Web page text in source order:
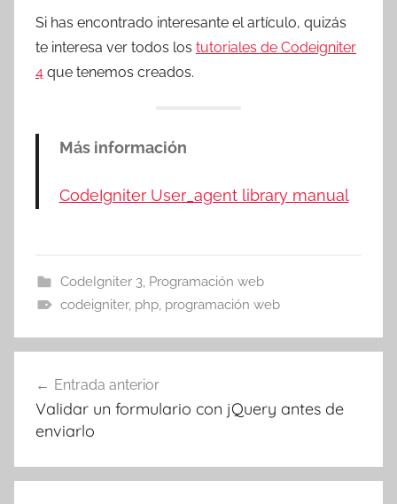
Si has encontrado interesante el artículo, quizás
te interesa ver todos los tutoriales de Codeigniter
4 que tenemos creados.
Más información
CodeIgniter User_agent library manual
CodeIgniter 3, Programación web
codeigniter, php, programación web
de
entradas
Entrada anterior
Validar un formulario con jQuery antes de
enviarlo